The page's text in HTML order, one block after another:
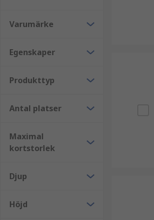
Platta PCB-hållande ställ kan
alla PCB-storlekar. L-formade
Varumärke
Egenskaper
Produkttyp
Antal platser
Maximal
kortstorlek
Djup
Höjd